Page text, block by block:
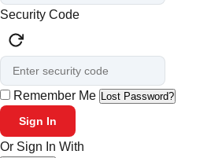
Security Code
Remember Me Lost Password?
Sign In
Or Sign In With